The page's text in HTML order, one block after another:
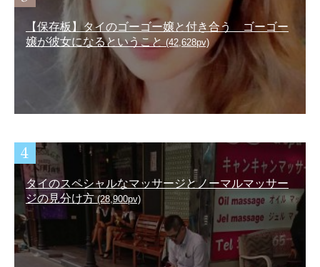
【保存板】タイのゴーゴー嬢と付き合う ゴーゴー
嬢が彼女になるということ (42,628pv)
タイのスペシャルなマッサージとノーマルマッサー
ジの見分け方(28,900pv)